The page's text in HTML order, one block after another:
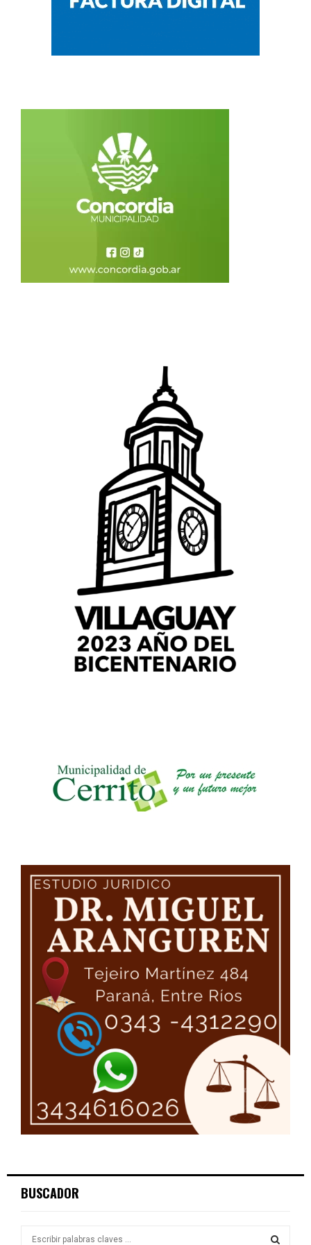
BUSCADOR